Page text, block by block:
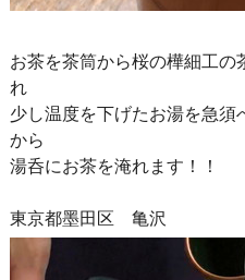
お茶を茶筒から桜の樺細工の
れ
少し温度を下げたお湯を急須
から
湯呑にお茶を淹れます！！
東京都墨田区 亀沢